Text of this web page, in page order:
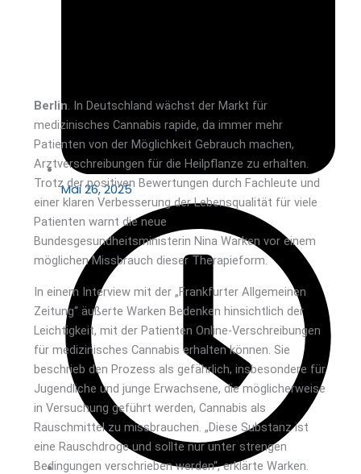
Mai 26, 2025
Berlin. In Deutschland wächst der Markt für
medizinisches Cannabis rapide, da immer mehr
Patienten von der Möglichkeit Gebrauch machen,
Arztverschreibungen für die Heilpflanze zu erhalten.
Trotz der positiven Bewertungen durch Fachleute und
einer klaren Verbesserung der Lebensqualität für viele
Patienten warnt die neue
Bundesgesundheitsministerin Nina Warken vor einem
möglichen Missbrauch dieser Therapieform.
In einem Interview mit der „Frankfurter Allgemeinen
Zeitung“ äußerte Warken Bedenken hinsichtlich der
Leichtigkeit, mit der Patienten Online-Verschreibungen
für medizinisches Cannabis erhalten können. Sie
beschrieb den Prozess als gefährlich, insbesondere für
Jugendliche und junge Erwachsene, die möglicherweise
in Versuchung geführt werden, Cannabis als
Rauschmittel zu missbrauchen. „Diese Substanz ist
eine Rauschdroge und sollte nur unter strengen
Bedingungen verschrieben werden“, erklärte Warken.